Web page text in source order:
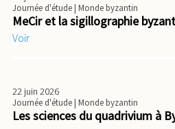
Journée d'étude| Monde byzantin
MeCir et la sigillographie
Voir
22 juin 2026
Journée d'étude| Monde byzantin
Les sciences du quadrivium à